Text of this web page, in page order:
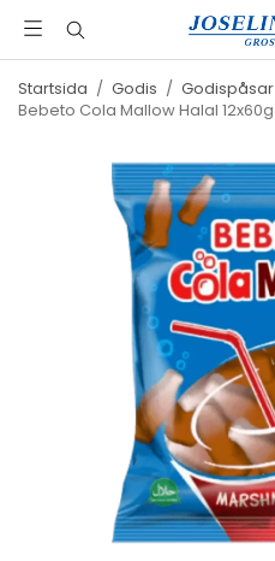
Startsida / Godis / Godispåsar
Bebeto Cola Mallow Halal 12x60g